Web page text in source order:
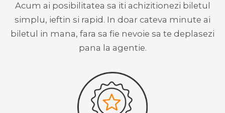
Acum ai posibilitatea sa iti achizitionezi biletul
simplu, ieftin si rapid. In doar cateva minute ai
biletul in mana, fara sa fie nevoie sa te deplasezi
pana la agentie.